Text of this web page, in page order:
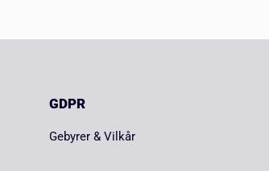
GDPR
Gebyrer & Vilkår